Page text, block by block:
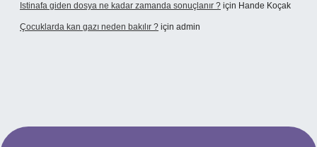
Istinafa giden dosya ne kadar zamanda sonuçlanır ? için Hande Koçak
Çocuklarda kan gazı neden bakılır ? için admin